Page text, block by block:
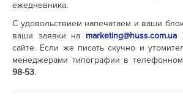
ежедневника.
С удовольствием напечатаем и ваши
ваши заявки на marketing@huss.com.ua
сайте. Если же писать скучно и
менеджерами типографии в
98-53.